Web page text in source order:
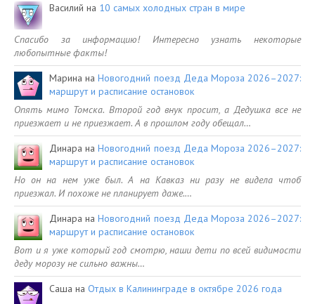
Василий на 10 самых холодных стран в мире
Спасибо за информацию! Интересно узнать некоторые
любопытные факты!
Марина наНовогодний поезд Деда Мороза 2026–2027:
маршрут и расписание остановок
Опять мимо Томска. Второй год внук просит, а Дедушка все не
приезжает и не приезжает. А в прошлом году обещал…
Динара наНовогодний поезд Деда Мороза 2026–2027:
маршрут и расписание остановок
Но он на нем уже был. А на Кавказ ни разу не видела чтоб
приезжал. И похоже не планирует даже.…
Динара наНовогодний поезд Деда Мороза 2026–2027:
маршрут и расписание остановок
Вот и я уже который год смотрю, наши дети по всей видимости
деду морозу не сильно важны…
Саша на Отдых в Калининграде в октябре 2026 года